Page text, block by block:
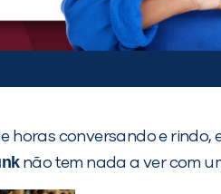
horas conversando e rindo,
não tem nada a ver com